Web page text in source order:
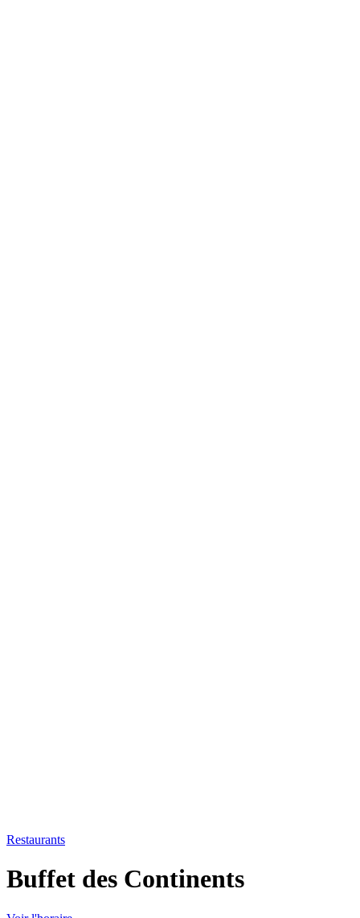
Restaurants
Buffet des Continents